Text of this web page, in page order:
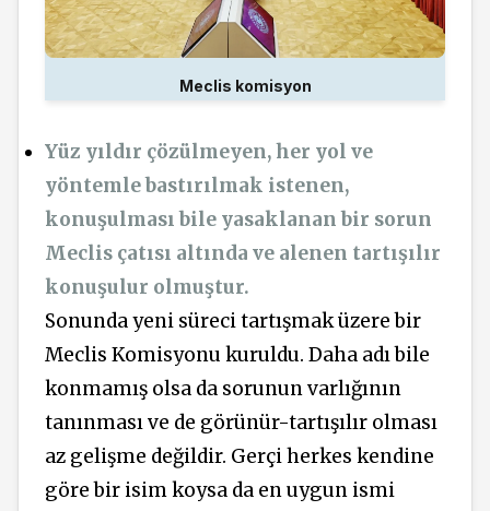
Meclis komisyon
Yüz yıldır çözülmeyen, her yol ve
yöntemle bastırılmak istenen,
konuşulması bile yasaklanan bir sorun
Meclis çatısı altında ve alenen tartışılır
konuşulur olmuştur.
Sonunda yeni süreci tartışmak üzere bir
Meclis Komisyonu kuruldu. Daha adı bile
konmamış olsa da sorunun varlığının
tanınması ve de görünür-tartışılır olması
az gelişme değildir. Gerçi herkes kendine
göre bir isim koysa da en uygun ismi